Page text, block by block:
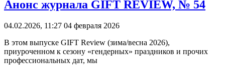
Анонс журнала GIFT REVIEW, № 54
04.02.2026, 11:27 04 февраля 2026
В этом выпуске GIFT Review (зима/весна 2026),
приуроченном к сезону «гендерных» праздников и прочих
профессиональных дат, мы